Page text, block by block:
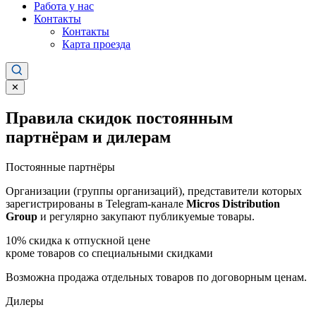
Работа у нас
Контакты
Контакты
Карта проезда
✕
Правила скидок постоянным
партнёрам и дилерам
Постоянные партнёры
Организации (группы организаций), представители которых
зарегистрированы в Telegram-канале Micros Distribution
Group и регулярно закупают публикуемые товары.
10% скидка к отпускной цене
кроме товаров со специальными скидками
Возможна продажа отдельных товаров по договорным ценам.
Дилеры